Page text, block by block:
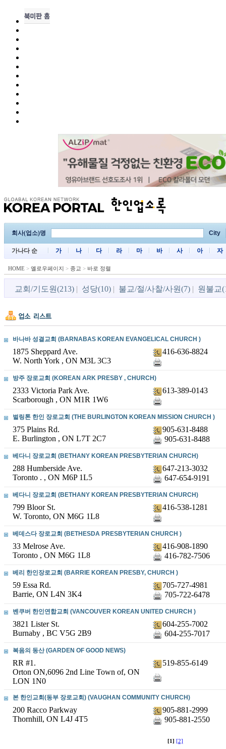
회사(업소)명 City
가나다 순 가 나 다 라 마 바 사 아 자
HOME > 옐로우페이지 > 종교 > 바로 정렬
교회/기도원(213) | 성당(10) | 불교/절/사찰/사원(7) | 원불교
바나바 성결교회 (BARNABAS KOREAN EVANGELICAL CHURCH )
1875 Sheppard Ave.
W. North York , ON M3L 3C3
416-636-8824
방주 장로교회 (KOREAN ARK PRESBY , CHURCH)
2333 Victoria Park Ave.
Scarborough , ON M1R 1W6
613-389-0143
벌링톤 한인 장로교회 (THE BURLINGTON KOREAN MISSION CHURCH )
375 Plains Rd.
E. Burlington , ON L7T 2C7
905-631-8488
905-631-8488
베다니 장로교회 (BETHANY KOREAN PRESBYTERIAN CHURCH)
288 Humberside Ave.
Toronto . , ON M6P 1L5
647-213-3032
647-654-9191
베다니 장로교회 (BETHANY KOREAN PRESBYTERIAN CHURCH)
799 Bloor St.
W. Toronto, ON M6G 1L8
416-538-1281
베데스다 장로교회 (BETHESDA PRESBYTERIAN CHURCH )
33 Melrose Ave.
Toronto , ON M6G 1L8
416-908-1890
416-782-7506
베리 한인장로교회 (BARRIE KOREAN PRESBY, CHURCH )
59 Essa Rd.
Barrie, ON L4N 3K4
705-727-4981
705-722-6478
벤쿠버 한인연합교회 (VANCOUVER KOREAN UNITED CHURCH )
3821 Lister St.
Burnaby , BC V5G 2B9
604-255-7002
604-255-7017
복음의 동산 (GARDEN OF GOOD NEWS)
RR #1.
Orton ON,6096 2nd Line Town of, ON
LON 1N0
519-855-6149
본 한인교회(동부 장로교회) (VAUGHAN COMMUNITY CHURCH)
200 Racco Parkway
Thornhill, ON L4J 4T5
905-881-2999
905-881-2550
[1] [2]